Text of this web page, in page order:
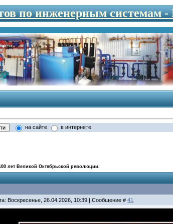
по инженерным
на сайте в интернете
лет Великой Октябрьской революции.
Воскресенье, 26.04.2026, 10:39 | Сообщение #41